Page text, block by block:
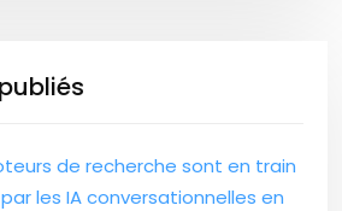
de recherche sont en train
les IA conversationnelles en